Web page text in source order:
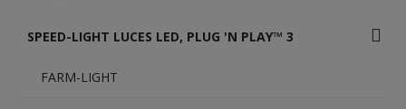
SPEED-LIGHT LUCES LED, PLUG 'N PLAY™ 3
FARM-LIGHT